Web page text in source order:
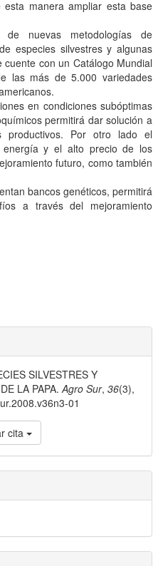
manera ampliar esta base
de nuevas metodologías de
especies silvestres y algunas
con un Catálogo Mundial
las más de 5.000 variedades
en condiciones subóptimas
permitirá dar solución a
productivos. Por otro lado el
energía y el alto precio de los
futuro, como también
bancos genéticos, permitirá
a través del mejoramiento
SILVESTRES Y
LA PAPA.Agro Sur,36(3),
01
cita